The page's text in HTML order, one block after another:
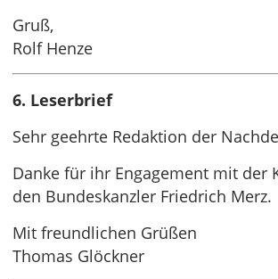
Gruß,
Rolf Henze
6. Leserbrief
Sehr geehrte Redaktion der
Danke für ihr Engagement mit der
den Bundeskanzler Friedrich Merz.
Mit freundlichen Grüßen
Thomas Glöckner